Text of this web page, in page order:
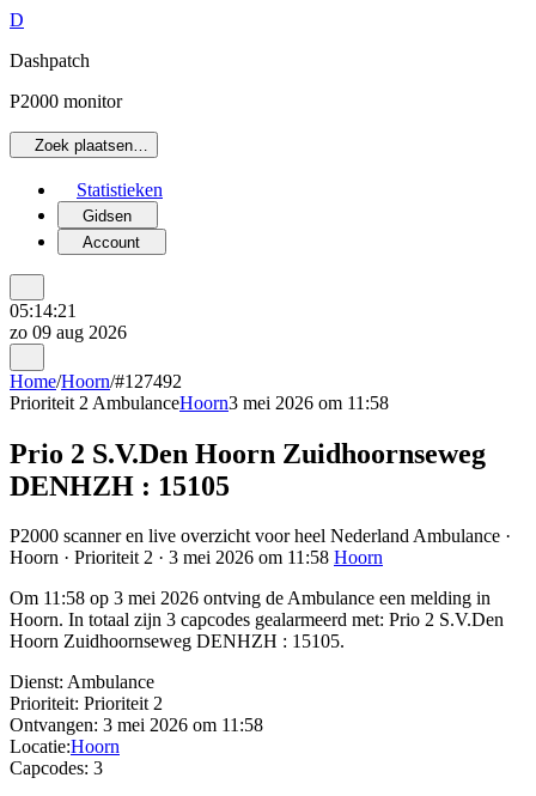
D
Dashpatch
P2000 monitor
Zoek plaatsen…
Statistieken
Gidsen
Account
05:14:21
zo 09 aug 2026
Home/Hoorn/#127492
Prioriteit 2 AmbulanceHoorn3 mei 2026 om 11:58
Prio 2 S.V.Den Hoorn Zuidhoornseweg
DENHZH : 15105
P2000 scanner en live overzicht voor heel Nederland Ambulance ·
Hoorn · Prioriteit 2 · 3 mei 2026 om 11:58 Hoorn
Om 11:58 op 3 mei 2026 ontving de Ambulance een melding in
Hoorn. In totaal zijn 3 capcodes gealarmeerd met: Prio 2 S.V.Den
Hoorn Zuidhoornseweg DENHZH : 15105.
Dienst: Ambulance
Prioriteit: Prioriteit 2
Ontvangen: 3 mei 2026 om 11:58
Locatie:Hoorn
Capcodes: 3